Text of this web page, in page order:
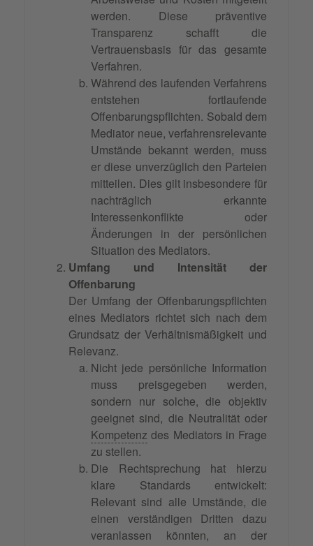
werden. Diese präventive
Transparenz schafft die
Vertrauensbasis für das gesamte
Verfahren.
Während des laufenden Verfahrens
entstehen fortlaufende
Offenbarungspflichten. Sobald dem
Mediator neue, verfahrensrelevante
Umstände bekannt werden, muss
er diese unverzüglich den Parteien
mitteilen. Dies gilt insbesondere für
nachträglich erkannte
Interessenkonflikte oder
Änderungen in der persönlichen
Situation des Mediators.
Umfang und Intensität der
Offenbarung
Der Umfang der Offenbarungspflichten
eines Mediators richtet sich nach dem
Grundsatz der Verhältnismäßigkeit und
Relevanz.
Nicht jede persönliche Information
muss preisgegeben werden,
sondern nur solche, die objektiv
geeignet sind, die Neutralität oder
Kompetenz des Mediators in Frage
zu stellen.
Die Rechtsprechung hat hierzu
klare Standards entwickelt:
Relevant sind alle Umstände, die
einen verständigen Dritten dazu
veranlassen könnten, an der